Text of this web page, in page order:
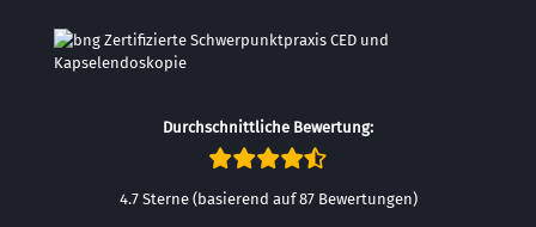
Durchschnittliche Bewertung:
4.7 Sterne (basierend auf 87 Bewertungen)